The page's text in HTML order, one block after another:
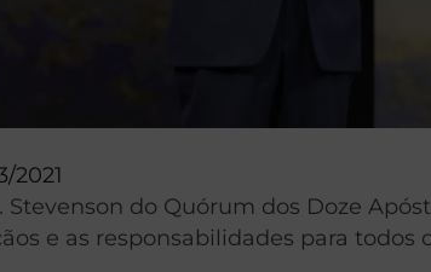
2021
Stevenson do Quórum dos Doze
e as responsabilidades para todos